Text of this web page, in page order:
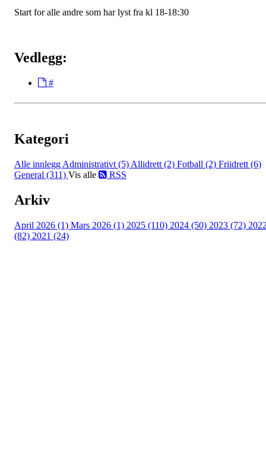
Start for alle andre som har lyst fra kl 18-18:30
Vedlegg:
#
Kategori
Alle innlegg Administrativt (5) Allidrett (2) Fotball (2) Friidrett (6)
General (311) Vis alle RSS
Arkiv
April 2026 (1) Mars 2026 (1) 2025 (110) 2024 (50) 2023 (72)
(82) 2021 (24)